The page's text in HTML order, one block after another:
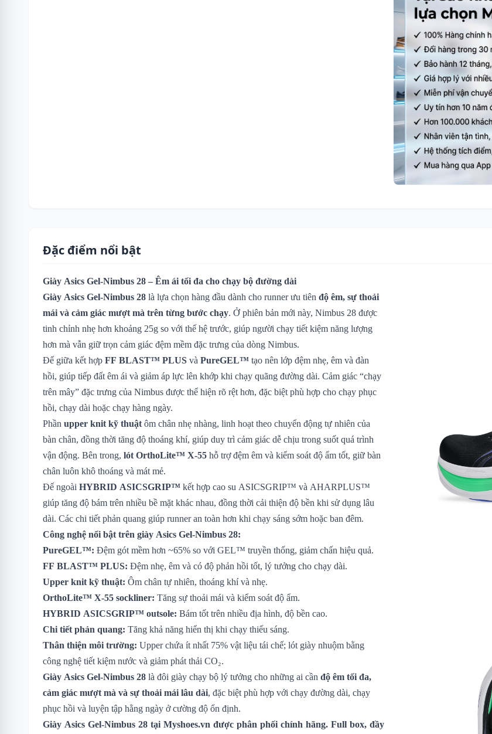
Đặc điểm nổi bật
Giày Asics Gel-Nimbus 28 – Êm ái tối đa cho chạy bộ đường dài
Giày Asics Gel-Nimbus 28 là lựa chọn hàng đầu dành cho runner ưu tiên độ êm, sự thoải
mái và cảm giác mượt mà trên từng bước chạy. Ở phiên bản mới này, Nimbus 28 được
tinh chỉnh nhẹ hơn khoảng 25g so với thế hệ trước, giúp người chạy tiết kiệm năng lượng
hơn mà vẫn giữ trọn cảm giác đệm mềm đặc trưng của dòng Nimbus.
Đế giữa kết hợp FF BLAST™ PLUS và PureGEL™ tạo nên lớp đệm nhẹ, êm và đàn
hồi, giúp tiếp đất êm ái và giảm áp lực lên khớp khi chạy quãng đường dài. Cảm giác “chạy
trên mây” đặc trưng của Nimbus được thể hiện rõ rệt hơn, đặc biệt phù hợp cho chạy phục
hồi, chạy dài hoặc chạy hàng ngày.
Phần upper knit kỹ thuật ôm chân nhẹ nhàng, linh hoạt theo chuyển động tự nhiên của
bàn chân, đồng thời tăng độ thoáng khí, giúp duy trì cảm giác dễ chịu trong suốt quá trình
vận động. Bên trong, lót OrthoLite™ X-55 hỗ trợ đệm êm và kiểm soát độ ẩm tốt, giữ bàn
chân luôn khô thoáng và mát mẻ.
Đế ngoài HYBRID ASICSGRIP™ kết hợp cao su ASICSGRIP™ và AHARPLUS™
giúp tăng độ bám trên nhiều bề mặt khác nhau, đồng thời cải thiện độ bền khi sử dụng lâu
dài. Các chi tiết phản quang giúp runner an toàn hơn khi chạy sáng sớm hoặc ban đêm.
Công nghệ nổi bật trên giày Asics Gel-Nimbus 28:
PureGEL™: Đệm gót mềm hơn ~65% so với GEL™ truyền thống, giảm chấn hiệu quả.
FF BLAST™ PLUS: Đệm nhẹ, êm và có độ phản hồi tốt, lý tưởng cho chạy dài.
Upper knit kỹ thuật: Ôm chân tự nhiên, thoáng khí và nhẹ.
OrthoLite™ X-55 sockliner: Tăng sự thoải mái và kiểm soát độ ẩm.
HYBRID ASICSGRIP™ outsole: Bám tốt trên nhiều địa hình, độ bền cao.
Chi tiết phản quang: Tăng khả năng hiển thị khi chạy thiếu sáng.
Thân thiện môi trường: Upper chứa ít nhất 75% vật liệu tái chế; lót giày nhuộm bằng
công nghệ tiết kiệm nước và giảm phát thải CO₂.
Giày Asics Gel-Nimbus 28 là đôi giày chạy bộ lý tưởng cho những ai cần độ êm tối đa,
cảm giác mượt mà và sự thoải mái lâu dài, đặc biệt phù hợp với chạy đường dài, chạy
phục hồi và luyện tập hằng ngày ở cường độ ổn định.
Giày Asics Gel-Nimbus 28 tại Myshoes.vn được phân phối chính hãng. Full box, đầy